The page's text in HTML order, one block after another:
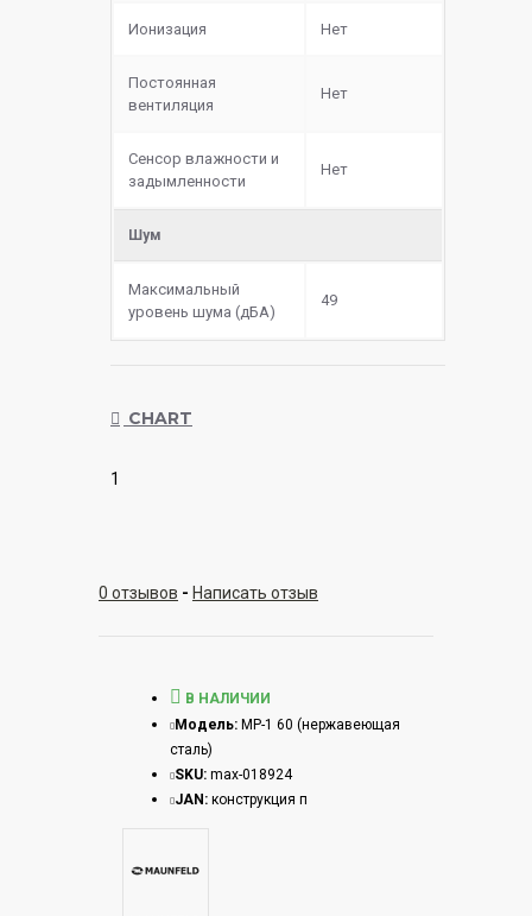
Ионизация Нет
Постоянная
вентиляция
Нет
Сенсор влажности и
задымленности
Нет
Шум
Максимальный
уровень шума (дБА)
49
CHART
1
0 отзывов - Написать отзыв
В НАЛИЧИИ
Модель: MP-1 60 (нержавеющая
сталь)
SKU: max-018924
JAN: конструкция п